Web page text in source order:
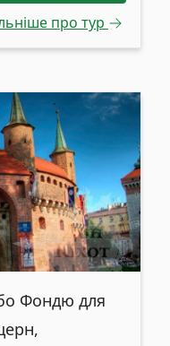
про тур
Фондю для